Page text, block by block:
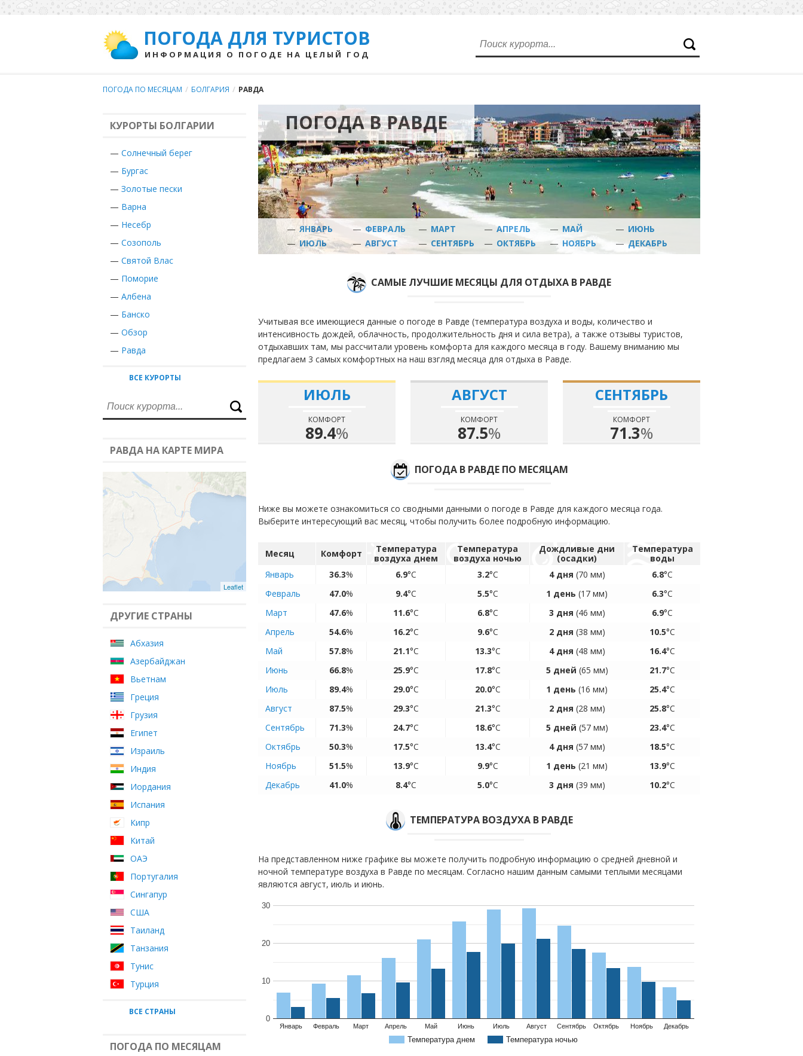
ПОГОДА ДЛЯ ТУРИСТОВ
ИНФОРМАЦИЯ О ПОГОДЕ НА ЦЕЛЫЙ ГОД
ПОГОДА ПО МЕСЯЦАМ / БОЛГАРИЯ / РАВДА
КУРОРТЫ БОЛГАРИИ
— Солнечный берег
— Бургас
— Золотые пески
— Варна
— Несебр
— Созополь
— Святой Влас
— Поморие
— Албена
— Банско
— Обзор
— Равда
ВСЕ КУРОРТЫ
РАВДА НА КАРТЕ МИРА
Leaflet
ДРУГИЕ СТРАНЫ
Абхазия
Азербайджан
Вьетнам
Греция
Грузия
Египет
Израиль
Индия
Иордания
Испания
Кипр
Китай
ОАЭ
Португалия
Сингапур
США
Таиланд
Танзания
Тунис
Турция
ВСЕ СТРАНЫ
ПОГОДА ПО МЕСЯЦАМ
ПОГОДА В РАВДЕ
— ЯНВАРЬ — ФЕВРАЛЬ — МАРТ — АПРЕЛЬ — МАЙ — ИЮНЬ
— ИЮЛЬ — АВГУСТ — СЕНТЯБРЬ — ОКТЯБРЬ — НОЯБРЬ —ДЕКАБРЬ
САМЫЕ ЛУЧШИЕ МЕСЯЦЫ ДЛЯ ОТДЫХА В РАВДЕ
Учитывая все имеющиеся данные о погоде в Равде (температура воздуха и воды, количество и
интенсивность дождей, облачность, продолжительность дня и сила ветра), а также отзывы туристов,
отдыхавших там, мы рассчитали уровень комфорта для каждого месяца в году. Вашему вниманию мы
предлагаем 3 самых комфортных на наш взгляд месяца для отдыха в Равде.
ИЮЛЬ
КОМФОРТ
89.4%
АВГУСТ
КОМФОРТ
87.5%
СЕНТЯБРЬ
КОМФОРТ
71.3%
ПОГОДА В РАВДЕ ПО МЕСЯЦАМ
Ниже вы можете ознакомиться со сводными данными о погоде в Равде для каждого месяца года.
Выберите интересующий вас месяц, чтобы получить более подробную информацию.
Месяц Комфорт
Температура
воздуха днем
Температура
воздуха ночью
Дождливые дни
(осадки)
Температура
воды
Январь
36.3% 6.9°C 3.2°C 4 дня (70 мм) 6.8°C
Февраль
47.0% 9.4°C 5.5°C 1 день (17 мм) 6.3°C
Март
47.6% 11.6°C 6.8°C 3 дня (46 мм) 6.9°C
Апрель
54.6% 16.2°C 9.6°C 2 дня (38 мм) 10.5°C
Май
57.8% 21.1°C 13.3°C 4 дня (48 мм) 16.4°C
Июнь
66.8% 25.9°C 17.8°C 5 дней (65 мм) 21.7°C
Июль
89.4% 29.0°C 20.0°C 1 день (16 мм) 25.4°C
Август
87.5% 29.3°C 21.3°C 2 дня (28 мм) 25.8°C
Сентябрь
71.3% 24.7°C 18.6°C 5 дней (57 мм) 23.4°C
Октябрь
50.3% 17.5°C 13.4°C 4 дня (57 мм) 18.5°C
Ноябрь
51.5% 13.9°C 9.9°C 1 день (21 мм) 13.9°C
Декабрь
41.0% 8.4°C 5.0°C 3 дня (39 мм) 10.2°C
ТЕМПЕРАТУРА ВОЗДУХА В РАВДЕ
На представленном ниже графике вы можете получить подробную информацию о средней дневной и
ночной температуре воздуха в Равде по месяцам. Согласно нашим данным самыми теплыми месяцами
являются август, июль и июнь.
Температура днем Температура ночью
Январь Февраль Март Апрель Май Июнь Июль Август Сентябрь Октябрь Ноябрь Декабрь
0
10
20
30